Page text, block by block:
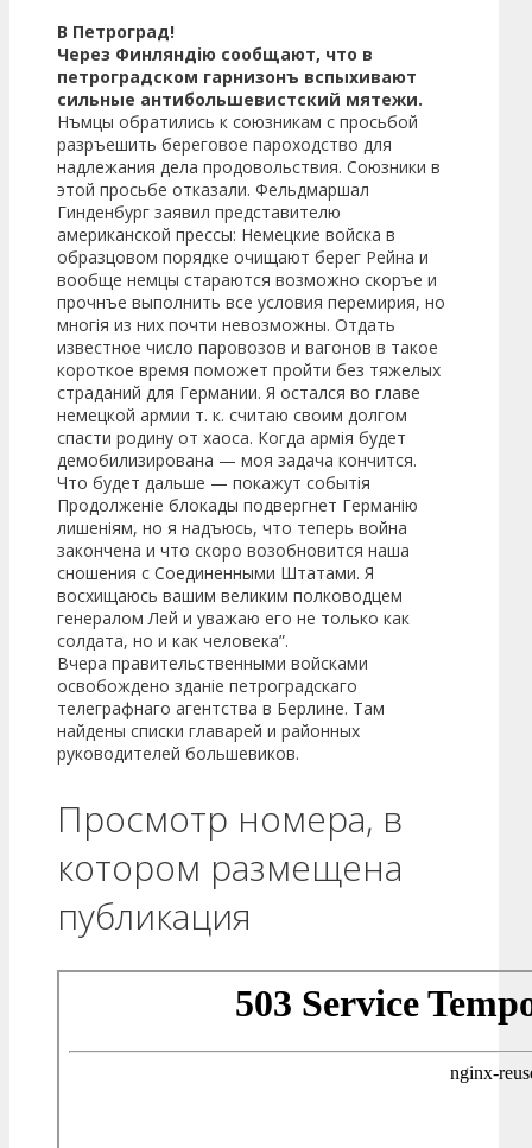
В Петроград!
Через Финляндiю сообщают, что в
петроградском гарнизонъ вспыхивают
сильные антибольшевистский мятежи.
Нъмцы обратились к союзникам с просьбой
разръешить береговое пароходство для
надлежания дела продовольствия. Союзники в
этой просьбе отказали. Фельдмаршал
Гинденбург заявил представителю
американской прессы: Немецкие войска в
образцовом порядке очищают берег Рейна и
вообще немцы стараются возможно скоръе и
прочнъе выполнить все условия перемирия, но
многiя из них почти невозможны. Отдать
известное число паровозов и вагонов в такое
короткое время поможет пройти без тяжелых
страданий для Германии. Я остался во главе
немецкой армии т. к. считаю своим долгом
спасти родину от хаоса. Когда армiя будет
демобилизирована — моя задача кончится.
Что будет дальше — покажут событiя
Продолженiе блокады подвергнет Германiю
лишенiям, но я надъюсь, что теперь война
закончена и что скоро возобновится наша
сношения с Соединенными Штатами. Я
восхищаюсь вашим великим полководцем
генералом Лей и уважаю его не только как
солдата, но и как человека”.
Вчера правительственными войсками
освобождено зданiе петроградскаго
телеграфнаго агентства в Берлине. Там
найдены списки главарей и районных
руководителей большевиков.
Просмотр номера, в
котором размещена
публикация